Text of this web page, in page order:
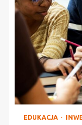
EDUKACJA